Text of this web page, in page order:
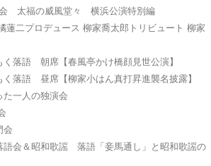
太福の威風堂々 横浜公演特別編
蓮二プロデュース 柳家喬太郎トリビュート 柳家
く落語 朝席【春風亭かけ橋顔見世公演】
く落語 昼席【柳家小はん真打昇進襲名披露】
た一人の独演会
会
語会＆昭和歌謡 落語「妾馬通し」と昭和歌謡の